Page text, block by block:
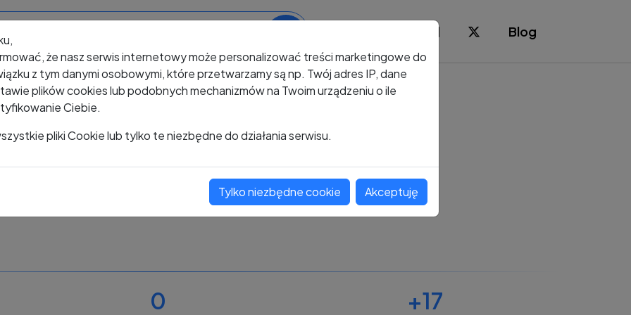
Blog
+48 487 289 377
Oceń ten numer
0 +17
że nasz serwis internetowy może personalizować treści marketingowe do
z tym danymi osobowymi, które przetwarzamy są np. Twój adres IP, dane
plików cookies lub podobnych mechanizmów na Twoim urządzeniu o ile
Ciebie.
pliki Cookie lub tylko te niezbędne do działania serwisu.
Tylko niezbędne cookie Akceptuję